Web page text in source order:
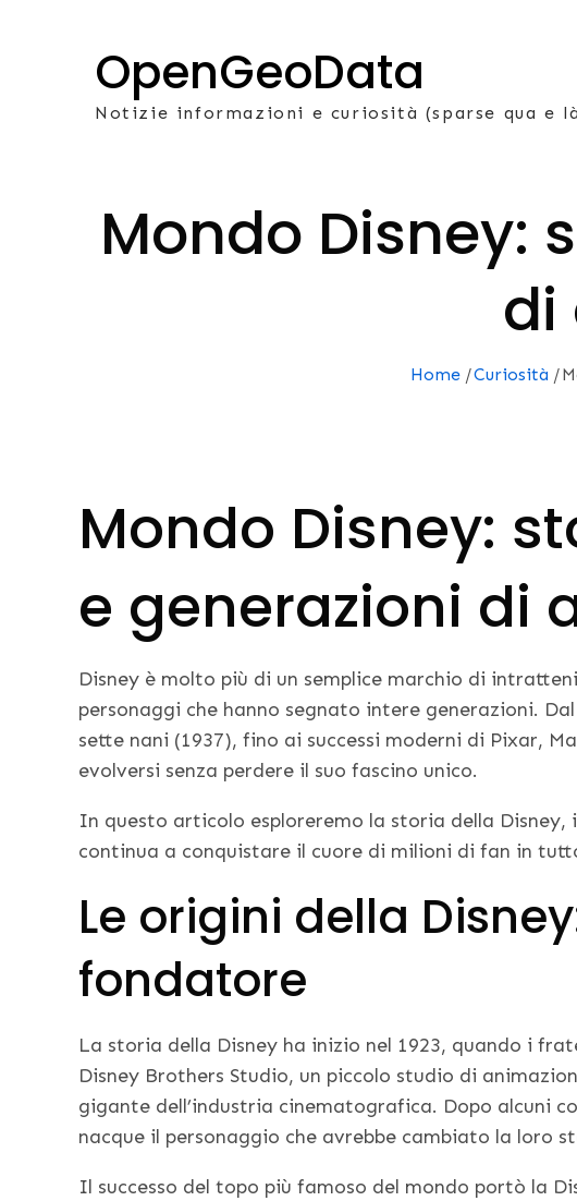
OpenGeoData
Notizie informazioni e curiosità (sparse qua e
Mondo Disney:
di
Home Curiosità
Mondo Disney:
e generazioni di
Disney è molto più di un semplice marchio di
personaggi che hanno segnato intere generazioni.
sette nani (1937), fino ai successi moderni di Pixar,
evolversi senza perdere il suo fascino unico.
In questo articolo esploreremo la storia della
continua a conquistare il cuore di milioni di fan in
Le origini della
fondatore
La storia della Disney ha inizio nel 1923, quando i
Disney Brothers Studio, un piccolo studio di
gigante dell’industria cinematografica. Dopo alcuni
nacque il personaggio che avrebbe cambiato la loro
Il successo del topo più famoso del mondo portò la